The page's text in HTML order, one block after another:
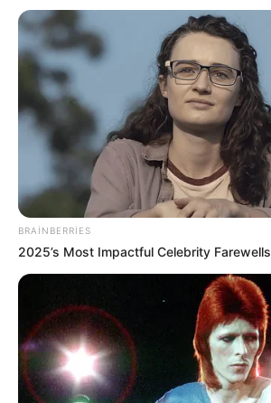
BRAINBERRIES
2025’s Most Impactful Celebrity Farewells